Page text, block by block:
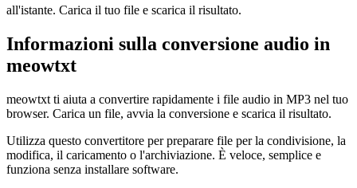
all'istante. Carica il tuo file e scarica il risultato.
Informazioni sulla conversione audio in
meowtxt
meowtxt ti aiuta a convertire rapidamente i file audio in MP3 nel tuo
browser. Carica un file, avvia la conversione e scarica il risultato.
Utilizza questo convertitore per preparare file per la condivisione, la
modifica, il caricamento o l'archiviazione. È veloce, semplice e
funziona senza installare software.